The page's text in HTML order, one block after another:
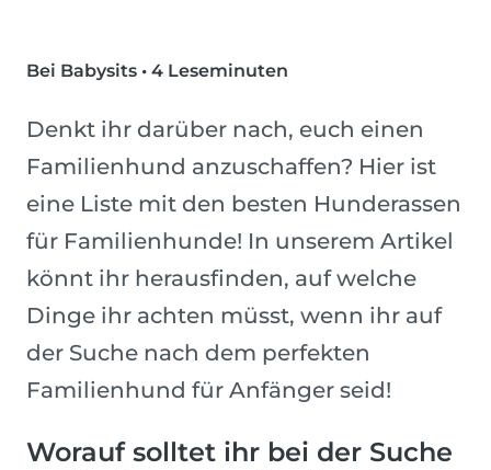
Bei Babysits • 4 Leseminuten
Denkt ihr darüber nach, euch einen
Familienhund anzuschaffen? Hier ist
eine Liste mit den besten Hunderassen
für Familienhunde! In unserem Artikel
könnt ihr herausfinden, auf welche
Dinge ihr achten müsst, wenn ihr auf
der Suche nach dem perfekten
Familienhund für Anfänger seid!
Worauf solltet ihr bei der Suche